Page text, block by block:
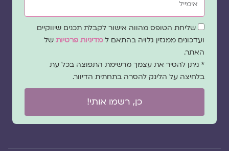
שדה
הסכמה
שליחת הטופס מהווה אישור לקבלת תכנים שיווקיים
ועדכונים ממגזין גלויה בהתאם ל מדיניות פרטיותשל
האתר.
* ניתן להסיר את עצמך מרשימת התפוצה בכל עת
בלחיצה על הלינק להסרה בתחתית הדיוור.
כן, רשמו אותי!